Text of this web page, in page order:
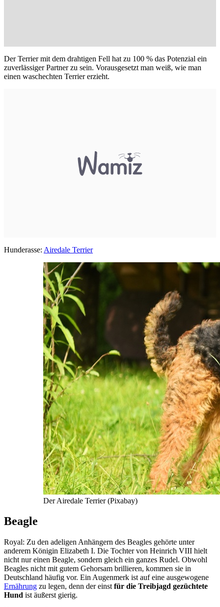
Der Terrier mit dem drahtigen Fell hat zu 100 % das Potenzial ein
zuverlässiger Partner zu sein. Vorausgesetzt man weiß, wie man
einen waschechten Terrier erzieht.
Hunderasse: Airedale Terrier
Der Airedale Terrier (Pixabay)
Beagle
Royal: Zu den adeligen Anhängern des Beagles gehörte unter
anderem Königin Elizabeth I. Die Tochter von Heinrich VIII hielt
nicht nur einen Beagle, sondern gleich ein ganzes Rudel. Obwohl
Beagles nicht mit gutem Gehorsam brillieren, kommen sie in
Deutschland häufig vor. Ein Augenmerk ist auf eine ausgewogene
Ernährung zu legen, denn der einst für die Treibjagd gezüchtete
Hund ist äußerst gierig.